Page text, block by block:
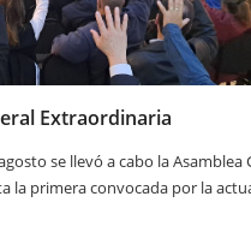
Extraordinaria
se llevó a cabo la Asamblea
la primera convocada por la